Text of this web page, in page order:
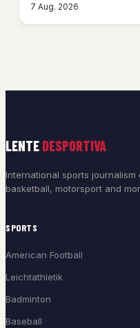
7 Aug. 2026
LENTE DESPORTIVA
International sports journalism
basketball, motorsport and
SPORTS
American Football
Leichtathletik
Badminton
Baseball